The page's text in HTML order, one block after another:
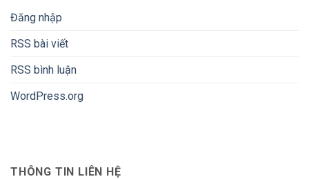
Đăng nhập
RSS bài viết
RSS bình luận
WordPress.org
THÔNG TIN LIÊN HỆ